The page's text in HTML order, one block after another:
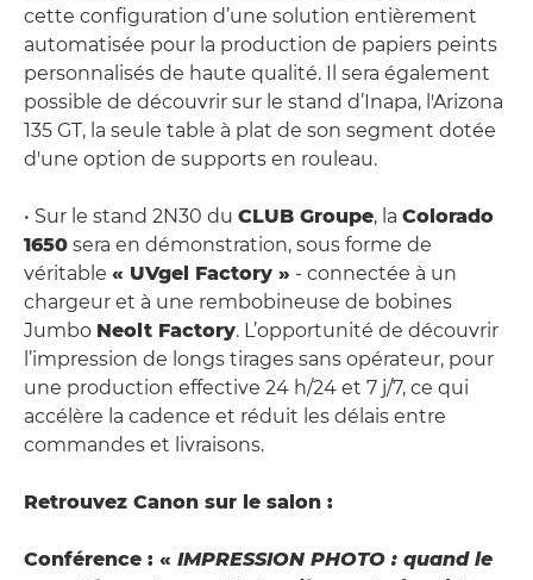
cette configuration d’une solution entièrement
automatisée pour la production de papiers peints
personnalisés de haute qualité. Il sera également
possible de découvrir sur le stand d’Inapa, l'Arizona
135 GT, la seule table à plat de son segment dotée
d'une option de supports en rouleau.
• Sur le stand 2N30 du CLUB Groupe, la Colorado
1650 sera en démonstration, sous forme de
véritable « UVgel Factory » - connectée à un
chargeur et à une rembobineuse de bobines
Jumbo Neolt Factory. L’opportunité de découvrir
l’impression de longs tirages sans opérateur, pour
une production effective 24 h/24 et 7 j/7, ce qui
accélère la cadence et réduit les délais entre
commandes et livraisons.
Retrouvez Canon sur le salon :
Conférence : « IMPRESSION PHOTO : quand le